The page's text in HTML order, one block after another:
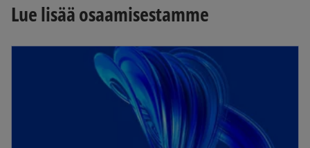
Lue lisää osaamisestamme